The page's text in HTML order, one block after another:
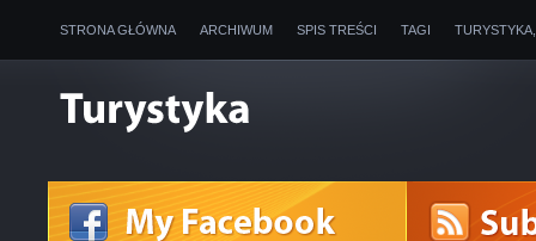
STRONA GŁÓWNA ARCHIWUM SPIS TREŚCI TAGI